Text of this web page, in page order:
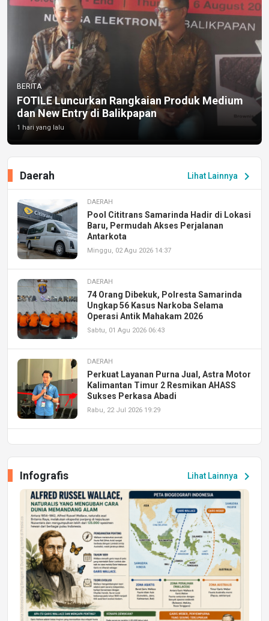
BERITA
FOTILE Luncurkan Rangkaian Produk Medium
dan New Entry di Balikpapan
1 hari yang lalu
Lihat Lainnya chevron_right
Daerah
DAERAH
Pool Cititrans Samarinda Hadir di Lokasi
Baru, Permudah Akses Perjalanan
Antarkota
Minggu, 02 Agu 2026 14:37
DAERAH
74 Orang Dibekuk, Polresta Samarinda
Ungkap 56 Kasus Narkoba Selama
Operasi Antik Mahakam 2026
Sabtu, 01 Agu 2026 06:43
DAERAH
Perkuat Layanan Purna Jual, Astra Motor
Kalimantan Timur 2 Resmikan AHASS
Sukses Perkasa Abadi
Rabu, 22 Jul 2026 19:29
Peluang Kerja dan Magang
Jumat, 17 Jul 2026 22:30
DAERAH
Astra Motor Kalimantan Timur 2 Dukung
Mahasiswa Samarinda dalam Astra
Honda SDGs Future Leaders 2026
Jumat, 10 Jul 2026 19:01
Lihat Lainnya chevron_right
Infografis